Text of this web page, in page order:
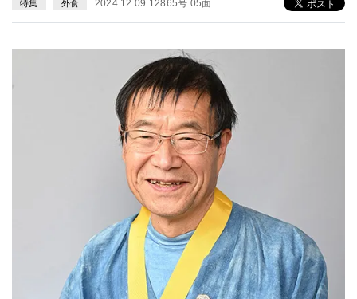
特集 外食 2024.12.09 12865号 05面